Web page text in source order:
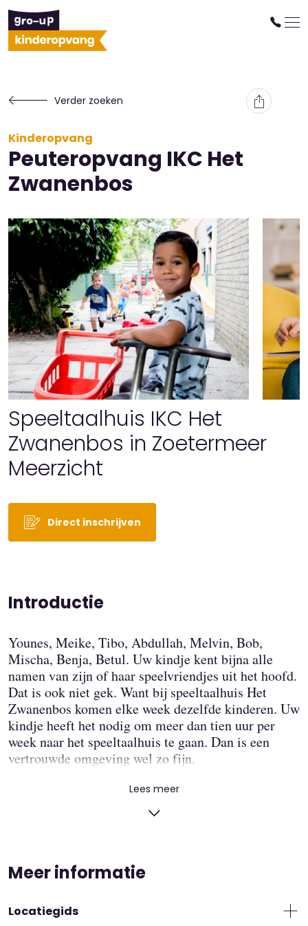
Verder zoeken
Kinderopvang
Peuteropvang IKC Het
Zwanenbos
Speeltaalhuis IKC Het
Zwanenbos in Zoetermeer
Meerzicht
Direct inschrijven
Introductie
Younes, Meike, Tibo, Abdullah, Melvin, Bob,
Mischa, Benja, Betul. Uw kindje kent bijna alle
namen van zijn of haar speelvriendjes uit het hoofd.
Dat is ook niet gek. Want bij speeltaalhuis Het
Zwanenbos komen elke week dezelfde kinderen. Uw
kindje heeft het nodig om meer dan tien uur per
week naar het speeltaalhuis te gaan. Dan is een
vertrouwde omgeving wel zo fijn.
Uw kind leert bij speeltaalhuis Het
over letters en woorden en de volgende keer over
werken volgens een thema. Bij speeltaalhuis Het
Lees meer
Meer informatie
Locatiegids